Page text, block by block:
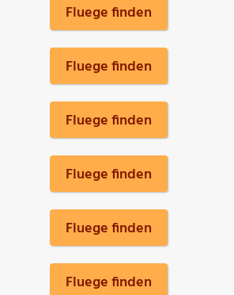
Fluege finden
Fluege finden
Fluege finden
Fluege finden
Fluege finden
Fluege finden